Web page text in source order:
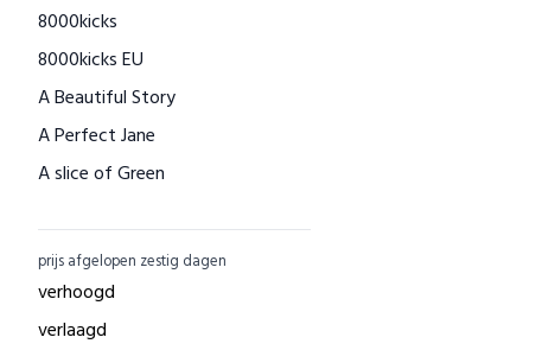
Menstruatiecups.nl
Natural Heroes
Waschbär
Big Green Smile
Little Indians
GreenPicnic
Nature's Gift
Dille & Kamille
8000kicks
8000kicks EU
A Beautiful Story
A Perfect Jane
A slice of Green
ACBC
ACE
ADUH
prijs afgelopen zestig dagen
verhoogd
verlaagd